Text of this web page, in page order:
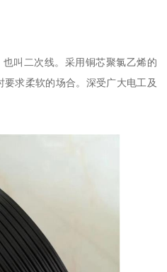
叫二次线。采用铜芯聚氯乙烯的
求柔软的场合。深受广大电工及